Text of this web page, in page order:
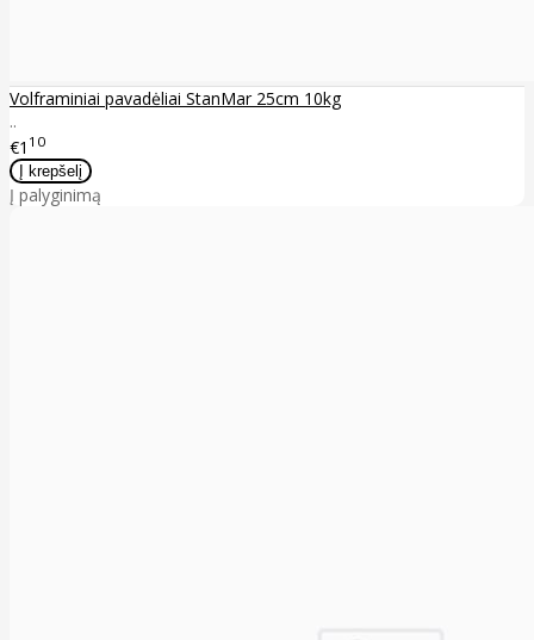
Volframiniai pavadėliai StanMar 25cm 10kg
..
€1 10
Į palyginimą